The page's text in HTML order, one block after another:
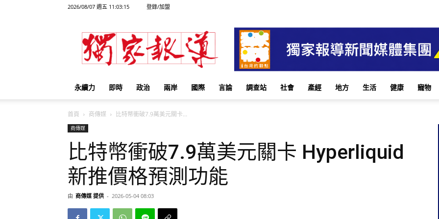
2026/08/07 週五 11:03:15 登錄/加盟
獨
家
報
永續力 即時 政治 兩岸 國際 言論 調查站 社會 產經 地方 生活 健康 寵物
首頁 商傳媒 比特幣衝破7.9萬美元關卡...
商傳媒
比特幣衝破7.9萬美元關卡 Hyperliquid
新推價格預測功能
由 商傳媒 提供 - 2026-05-04 08:03